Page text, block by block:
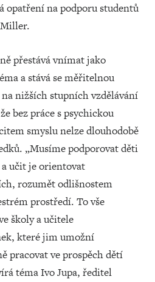
opatření na podporu studentů
přestává vnímat jako
a stává se měřitelnou
nižších stupních vzdělávání
bez práce s psychickou
smyslu nelze dlouhodobě
„Musíme podporovat děti
učit je orientovat
rozumět odlišnostem
prostředí. To vše
školy a učitele
které jim umožní
pracovat ve prospěch dětí
téma Ivo Jupa, ředitel